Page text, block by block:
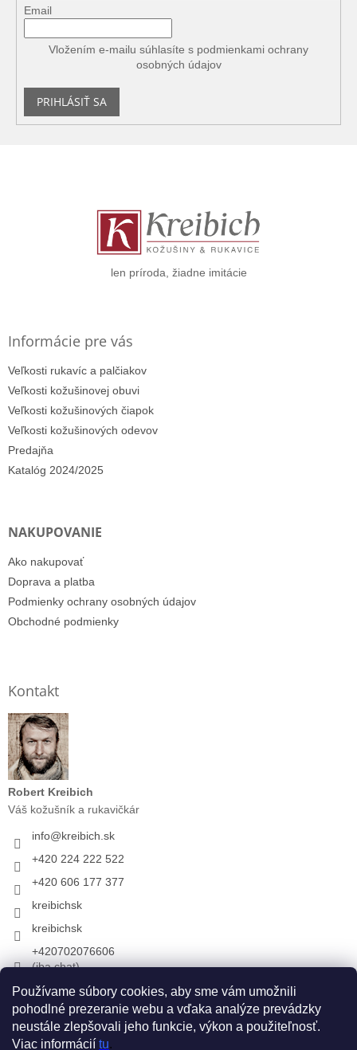
Používame súbory cookies, aby sme vám umožnili
pohodlné prezeranie webu a vďaka analýze prevádzky
neustále zlepšovali jeho funkcie, výkon a použiteľnosť.
Viac informácií tu.
Email
Vložením e-mailu súhlasíte s podmienkami ochrany
osobných údajov
PRIHLÁSIŤ SA
len príroda, žiadne imitácie
Informácie pre vás
Veľkosti rukavíc a palčiakov
Veľkosti kožušinovej obuvi
Veľkosti kožušinových čiapok
Veľkosti kožušinových odevov
Predajňa
Katalóg 2024/2025
NAKUPOVANIE
Ako nakupovať
Doprava a platba
Podmienky ochrany osobných údajov
Obchodné podmienky
Kontakt
Robert Kreibich
Váš kožušník a rukavičkár
info@kreibich.sk
+420 224 222 522
+420 606 177 377
kreibichsk
kreibichsk
+420702076606
(iba chat)
Prijímame online platby